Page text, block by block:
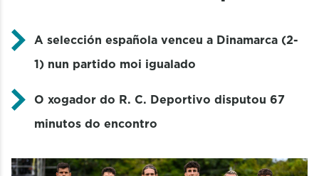
A selección española venceu a Dinamarca (2-
1) nun partido moi igualado
O xogador do R. C. Deportivo disputou 67
minutos do encontro